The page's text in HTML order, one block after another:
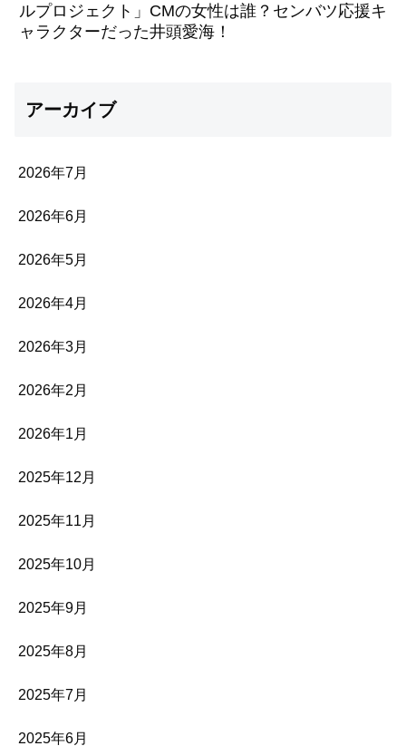
ルプロジェクト」CMの女性は誰？センバツ応援キ
ャラクターだった井頭愛海！
アーカイブ
2026年7月
2026年6月
2026年5月
2026年4月
2026年3月
2026年2月
2026年1月
2025年12月
2025年11月
2025年10月
2025年9月
2025年8月
2025年7月
2025年6月